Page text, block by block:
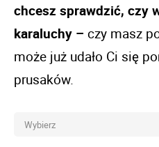
chcesz sprawdzić, czy
karaluchy – czy masz
może już udało Ci się
prusaków.
Wybierz